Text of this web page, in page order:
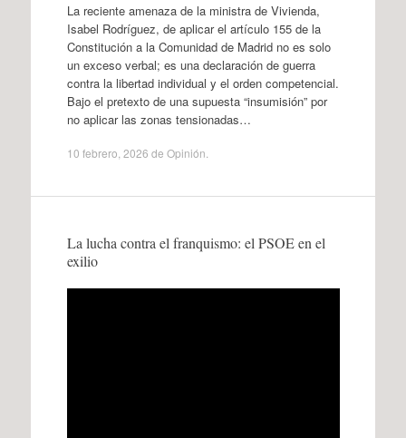
La reciente amenaza de la ministra de Vivienda,
Isabel Rodríguez, de aplicar el artículo 155 de la
Constitución a la Comunidad de Madrid no es solo
un exceso verbal; es una declaración de guerra
contra la libertad individual y el orden competencial.
Bajo el pretexto de una supuesta “insumisión” por
no aplicar las zonas tensionadas…
10 febrero, 2026 de Opinión
La lucha contra el franquismo: el PSOE en el
exilio